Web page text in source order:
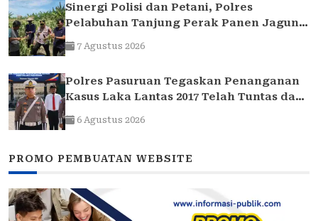
Sinergi Polisi dan Petani, Polres
Pelabuhan Tanjung Perak Panen Jagung
Pulut Ketan Ungu
7 Agustus 2026
Polres Pasuruan Tegaskan Penanganan
Kasus Laka Lantas 2017 Telah Tuntas dan
Berkekuatan Hukum Tetap
6 Agustus 2026
PROMO PEMBUATAN WEBSITE